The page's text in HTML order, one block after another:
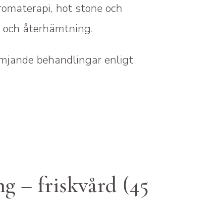
hot stone och
återhämtning.
behandlingar enligt
– friskvård (45